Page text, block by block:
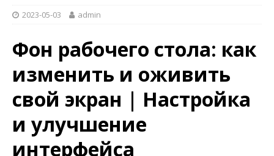
2023-05-03 admin
Фон рабочего стола: как
изменить и оживить
свой экран | Настройка
и улучшение
интерфейса